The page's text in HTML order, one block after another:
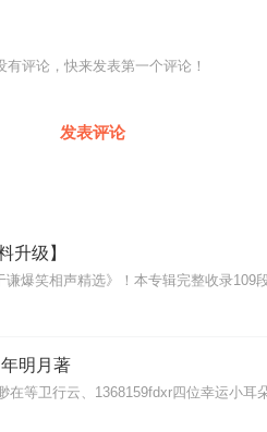
有评论，快来发表第一个评论！
发表评论
升级】
明月著